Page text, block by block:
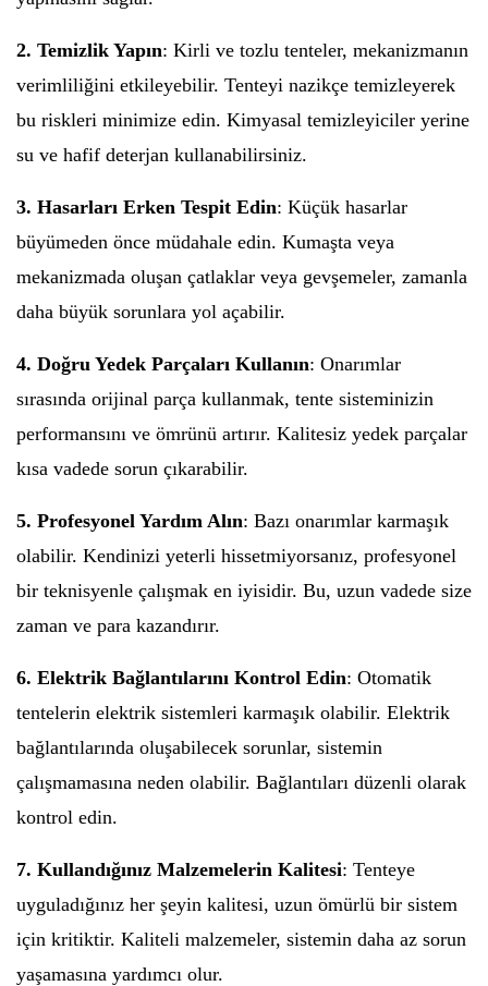
2. Temizlik Yapın: Kirli ve tozlu tenteler, mekanizmanın
verimliliğini etkileyebilir. Tenteyi nazikçe temizleyerek
bu riskleri minimize edin. Kimyasal temizleyiciler yerine
su ve hafif deterjan kullanabilirsiniz.
3. Hasarları Erken Tespit Edin: Küçük hasarlar
büyümeden önce müdahale edin. Kumaşta veya
mekanizmada oluşan çatlaklar veya gevşemeler, zamanla
daha büyük sorunlara yol açabilir.
4. Doğru Yedek Parçaları Kullanın: Onarımlar
sırasında orijinal parça kullanmak, tente sisteminizin
performansını ve ömrünü artırır. Kalitesiz yedek parçalar
kısa vadede sorun çıkarabilir.
5. Profesyonel Yardım Alın: Bazı onarımlar karmaşık
olabilir. Kendinizi yeterli hissetmiyorsanız, profesyonel
bir teknisyenle çalışmak en iyisidir. Bu, uzun vadede size
zaman ve para kazandırır.
6. Elektrik Bağlantılarını Kontrol Edin: Otomatik
tentelerin elektrik sistemleri karmaşık olabilir. Elektrik
bağlantılarında oluşabilecek sorunlar, sistemin
çalışmamasına neden olabilir. Bağlantıları düzenli olarak
kontrol edin.
7. Kullandığınız Malzemelerin Kalitesi: Tenteye
uyguladığınız her şeyin kalitesi, uzun ömürlü bir sistem
için kritiktir. Kaliteli malzemeler, sistemin daha az sorun
yaşamasına yardımcı olur.